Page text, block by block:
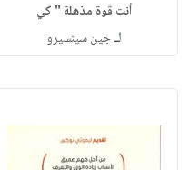
أنت قوة مذهلة " كي
لـجين سينسيرو